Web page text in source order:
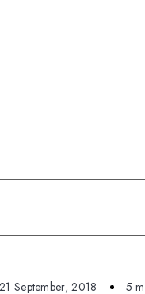
21 September, 2018 5